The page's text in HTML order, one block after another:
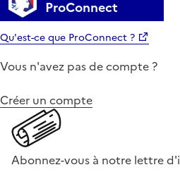
ProConnect
Qu'est-ce que ProConnect ?
Vous n'avez pas de compte ?
Créer un compte
Abonnez-vous à notre lettre